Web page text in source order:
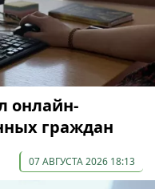
онлайн-
граждан
07 АВГУСТА 2026 18:13